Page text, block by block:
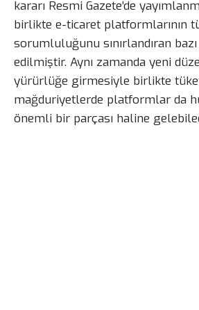
kararı Resmi Gazete’de
birlikte e-ticaret platformlarının
sorumluluğunu sınırlandıran
edilmiştir. Aynı zamanda yeni
yürürlüğe girmesiyle birlikte
mağduriyetlerde platformlar da
önemli bir parçası haline